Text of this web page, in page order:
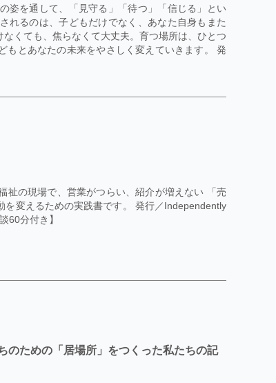
姿を通して、「見守る」「待つ」「信じる」とい
れるのは、子どもだけでなく、あなた自身もまた
くても、焦らなくて大丈夫。育つ場所は、ひとつ
とあなたの未来をやさしく変えていきます。 発
祉の現場で、営業がつらい、紹介が増えない 「売
変えるための実践書です。 発行／Independently
60分付き】
のための「居場所」をつくった私たちの記